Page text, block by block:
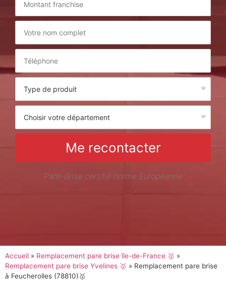
Me recontacter
Pare-Brise certifié norme Européenne
Accueil » Remplacement pare brise île-de-France 🥇 »
Remplacement pare brise Yvelines 🥇 » Remplacement pare brise
à Feucherolles (78810)🥇